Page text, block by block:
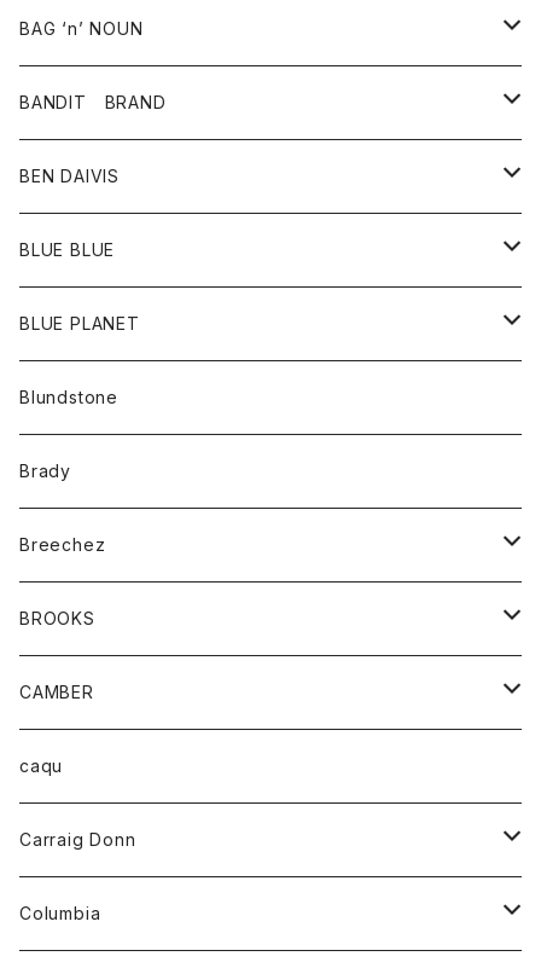
その他雑貨
スカート
パンツ
グッズ
靴
アウター
革ジャケット
BAG ‘n’ NOUN
アクセサリー
バッグ
ポーチ
BANDIT BRAND
トップス
Ｔシャツ
BEN DAIVIS
ポトム
パンツ
BLUE BLUE
アウター
カーディガン
コート
アクセサリー
バッグ
ベルト
キッズ
Tシャツ
グッズ
アンダーウェアー
カードホルダー
トップス
カーディガン
ボトム
オーバーオール
ショートパンツ
レディース
オーバーオール
カーディガン
BLUE PLANET
サングラス
Blundstone
Brady
Breechez
シャツ
BROOKS
グッズ
靴
CAMBER
トップス
ハーフスリーブTシャツ
caqu
Carraig Donn
ニット
Columbia